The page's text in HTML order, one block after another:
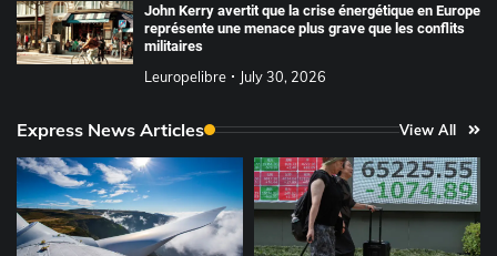
John Kerry avertit que la crise énergétique en Europe
représente une menace plus grave que les conflits
militaires
Leuropelibre July 30, 2026
Express News Articles View All